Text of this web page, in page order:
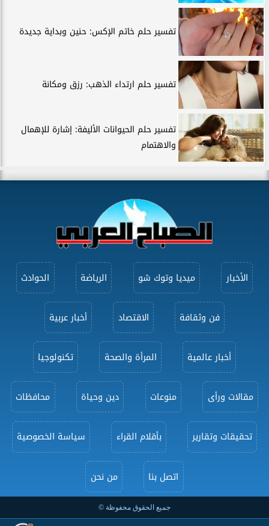
تفسير حلم خاتم الإكس: حنين وبداية جديدة
تفسير حلم ارتداء الذهب: رزق ومكانة
تفسير حلم الحيوانات الأليفة: إشارة للإهمال
والاهتمام
الأخبار ميديا وتوك شو الرياضة الحوادث
فن وثقافة الاقتصاد أخبار عربية
أخبار عالمية المرأة والصحة تكنولوجيا
مقالات ورأى منوعات دين وحياة محافظات
تحقيقات وتقارير بأقلام القراء سياسة الخصوصية
اتصل بنا من نحن
جميع الحقوق محفوظة ©